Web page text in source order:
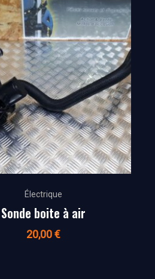
Électrique
Sonde boite à air
20,00€